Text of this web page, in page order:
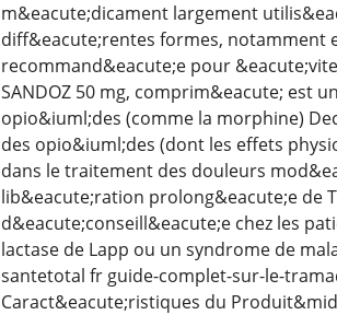
m&eacute;dicament largement
diff&eacute;rentes formes, notamment
recommand&eacute;e pour
SANDOZ 50 mg, comprim&eacute; est
opio&iuml;des (comme la morphine)
des opio&iuml;des (dont les effets
dans le traitement des douleurs
lib&eacute;ration prolong&eacute;e de
d&eacute;conseill&eacute;e chez les
lactase de Lapp ou un syndrome de
santetotal fr guide-complet-sur-le-
Caract&eacute;ristiques du